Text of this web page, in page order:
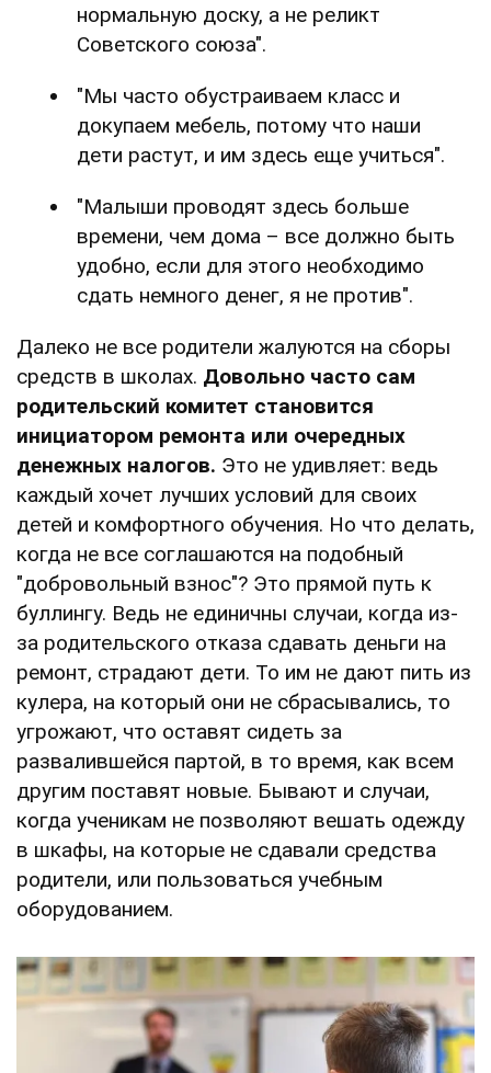
нормальную доску, а не реликт
Советского союза".
"Мы часто обустраиваем класс и
докупаем мебель, потому что наши
дети растут, и им здесь еще учиться".
"Малыши проводят здесь больше
времени, чем дома – все должно быть
удобно, если для этого необходимо
сдать немного денег, я не против".
Далеко не все родители жалуются на сборы
средств в школах. Довольно часто сам
родительский комитет становится
инициатором ремонта или очередных
денежных налогов. Это не удивляет: ведь
каждый хочет лучших условий для своих
детей и комфортного обучения. Но что делать,
когда не все соглашаются на подобный
"добровольный взнос"? Это прямой путь к
буллингу. Ведь не единичны случаи, когда из-
за родительского отказа сдавать деньги на
ремонт, страдают дети. То им не дают пить из
кулера, на который они не сбрасывались, то
угрожают, что оставят сидеть за
развалившейся партой, в то время, как всем
другим поставят новые. Бывают и случаи,
когда ученикам не позволяют вешать одежду
в шкафы, на которые не сдавали средства
родители, или пользоваться учебным
оборудованием.